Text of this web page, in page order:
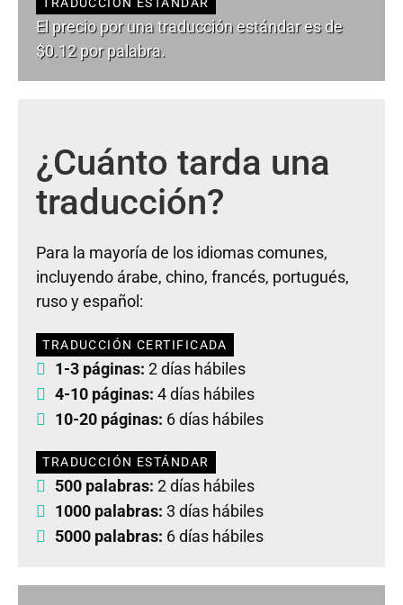
El precio por una traducción estándar es de
$0.12 por palabra.
¿Cuánto tarda una
traducción?
Para la mayoría de los idiomas comunes,
incluyendo árabe, chino, francés, portugués,
ruso y español:
TRADUCCIÓN CERTIFICADA
1-3 páginas: 2 días hábiles
4-10 páginas: 4 días hábiles
10-20 páginas: 6 días hábiles
TRADUCCIÓN ESTÁNDAR
500 palabras: 2 días hábiles
1000 palabras: 3 días hábiles
5000 palabras: 6 días hábiles